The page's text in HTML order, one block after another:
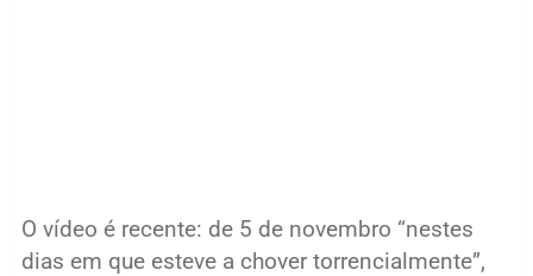
O vídeo é recente: de 5 de novembro “nestes
dias em que esteve a chover torrencialmente”,